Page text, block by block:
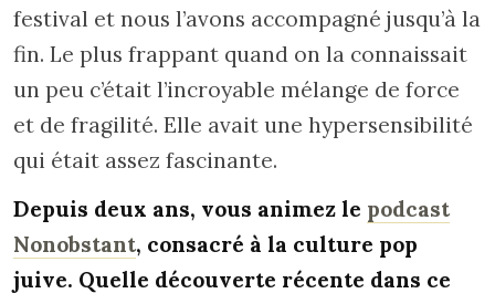
festival et nous l’avons accompagné jusqu’à la
fin. Le plus frappant quand on la connaissait
un peu c’était l’incroyable mélange de force
et de fragilité. Elle avait une hypersensibilité
qui était assez fascinante.
Depuis deux ans, vous animez le podcast
Nonobstant, consacré à la culture pop
juive. Quelle découverte récente dans ce